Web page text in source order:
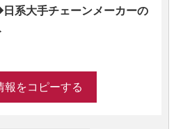
系大手チェーンメーカーの
報をコピーする